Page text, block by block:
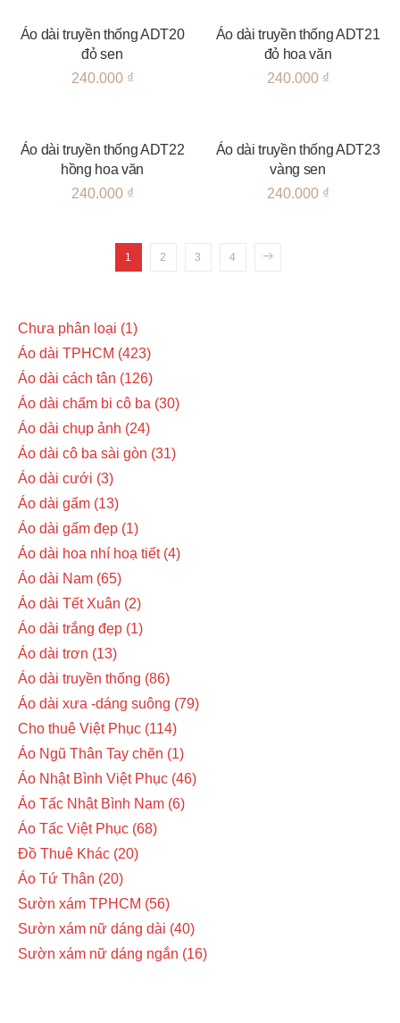
Chưa phân loại
1
Áo dài TPHCM
423
Áo dài cách tân
126
Áo dài chấm bi cô ba 30
Áo dài chụp ảnh
24
Áo dài cô ba sài gòn 31
Áo dài cưới 3
Áo dài gấm 13
Áo dài gấm đẹp 1
Áo dài hoa nhí hoạ tiết 4
Áo dài Nam 65
Áo dài Tết Xuân
2
Áo dài trắng đẹp 1
Áo dài trơn
13
Áo dài truyền thống 86
Áo dài xưa -dáng suông 79
Cho thuê Việt Phục 114
Áo Ngũ Thân Tay chẽn
1
Áo Nhật Bình Việt Phục 46
Áo Tấc Nhật Bình Nam 6
Áo Tấc Việt Phục 68
Đồ Thuê Khác 20
Áo Tứ Thân
20
Sườn xám TPHCM
56
Sườn xám nữ dáng dài 40
Sườn xám nữ dáng ngắn
16
Áo dài truyền thống ADT20
đỏ sen
240.000 ₫
Áo dài truyền thống ADT21
đỏ hoa văn
240.000 ₫
Áo dài truyền thống ADT22
hồng hoa văn
240.000 ₫
Áo dài truyền thống ADT23
vàng sen
240.000 ₫
1 2 3 4